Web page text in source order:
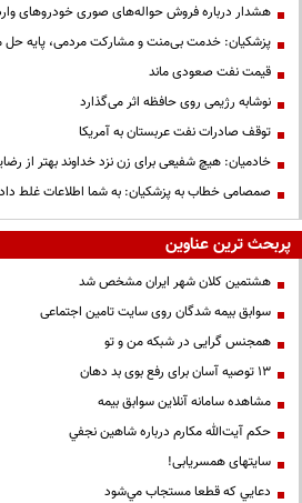
هشدار درباره فروش حواله‌های صوری خودروهای
پزشکیان: خدمت بی‌منت و مشارکت مردمی، پایه
قیمت نفت صعودی ماند
نوشابه رژیمی روی حافظه اثر می‌گذارد
توقف صادرات نفت عربستان به آمریکا
خادمیان: هیچ شفیعی برای زن نزد خداوند بهتر از
صمصامی خطاب به پزشکیان: به شما اطلاعات غلط
پربحث ترین عناوین
هشتمین کلان شهر ایران مشخص شد
سوابق بیمه شدگان روی سایت تامین اجتماعی
همجنس گرایی در شبکه من و تو
13 توصیه آسان برای رفع بوی بد دهان
مشاهده سامانه آنلاين سوابق بیمه
حكم آيت‌الله مكارم درباره شاهين نجفي
سایتهای همسریابی!
دعايي كه قطعا مستجاب مي‌شود